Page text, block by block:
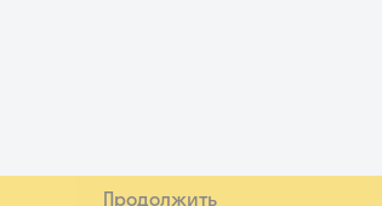
Продолжить